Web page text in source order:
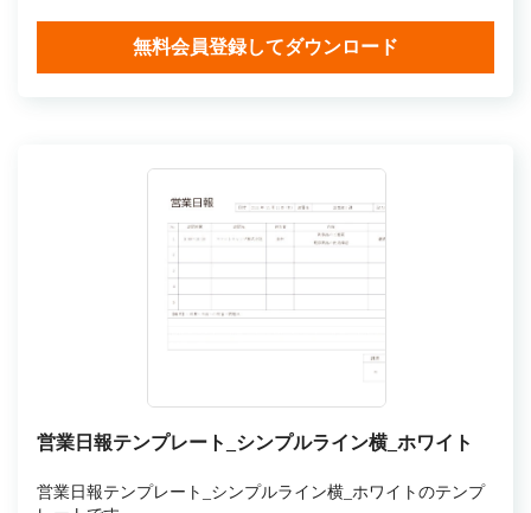
無料会員登録してダウンロード
営業日報テンプレート_シンプルライン横_ホワイト
営業日報テンプレート_シンプルライン横_ホワイトのテンプ